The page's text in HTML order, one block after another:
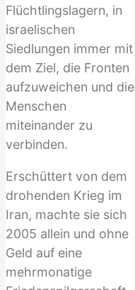
Flüchtlingslagern, in
israelischen
Siedlungen immer mit
dem Ziel, die Fronten
aufzuweichen und die
Menschen
miteinander zu
verbinden.
Erschüttert von dem
drohenden Krieg im
Iran, machte sie sich
2005 allein und ohne
Geld auf eine
mehrmonatige